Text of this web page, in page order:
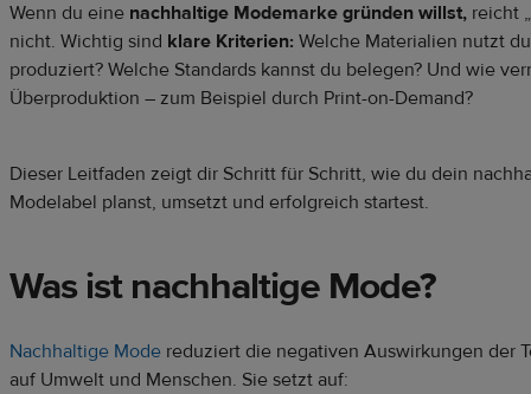
Wenn du eine nachhaltige Modemarke gründen willst, reicht
nicht. Wichtig sind klare Kriterien: Welche Materialien nutzt
produziert? Welche Standards kannst du belegen? Und wie
Überproduktion – zum Beispiel durch Print-on-Demand?
Dieser Leitfaden zeigt dir Schritt für Schritt, wie du dein
Modelabel planst, umsetzt und erfolgreich startest.
Was ist nachhaltige Mode?
Nachhaltige Mode reduziert die negativen Auswirkungen der
auf Umwelt und Menschen. Sie setzt auf: